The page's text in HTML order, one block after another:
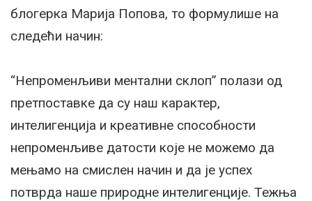
блогерка Марија Попова, то формулише на
следећи начин:
“Непроменљиви ментални склоп” полази од
претпоставке да су наш карактер,
интелигенција и креативне способности
непроменљиве датости које не можемо да
мењамо на смислен начин и да је успех
потврда наше природне интелигенције. Тежња